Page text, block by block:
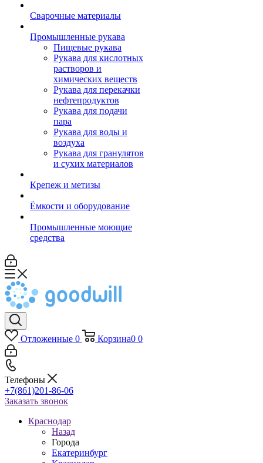
Сварочные материалы
Промышленные рукава
Пищевые рукава
Рукава для кислотных
растворов и
химических веществ
Рукава для перекачки
нефтепродуктов
Рукава для подачи
пара
Рукава для воды и
воздуха
Рукава для гранулятов
и сухих материалов
Крепеж и метизы
Ёмкости и оборудование
Промышленные моющие
средства
Отложенные 0 Корзина0 0
Телефоны
+7(861)201-86-06
Заказать звонок
Краснодар
Назад
Города
Екатеринбург